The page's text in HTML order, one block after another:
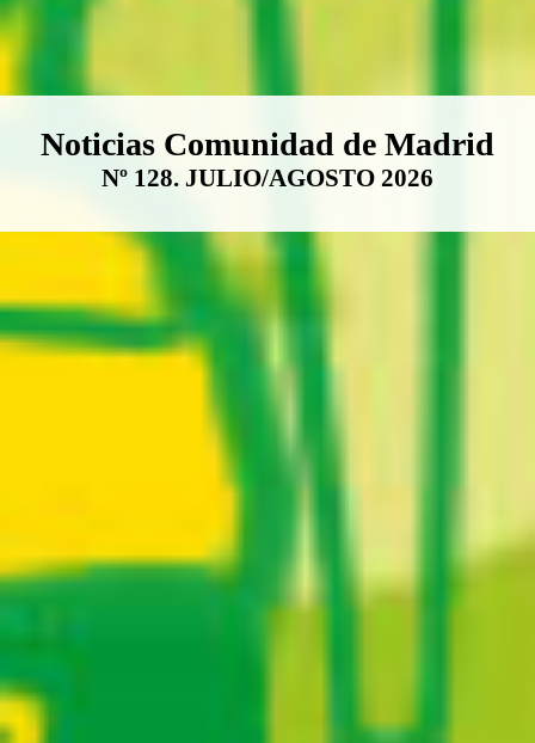
Boletín Noticias Comunidad de
Noticias Comunidad de Madrid
Nº 128. JULIO/AGOSTO 2026